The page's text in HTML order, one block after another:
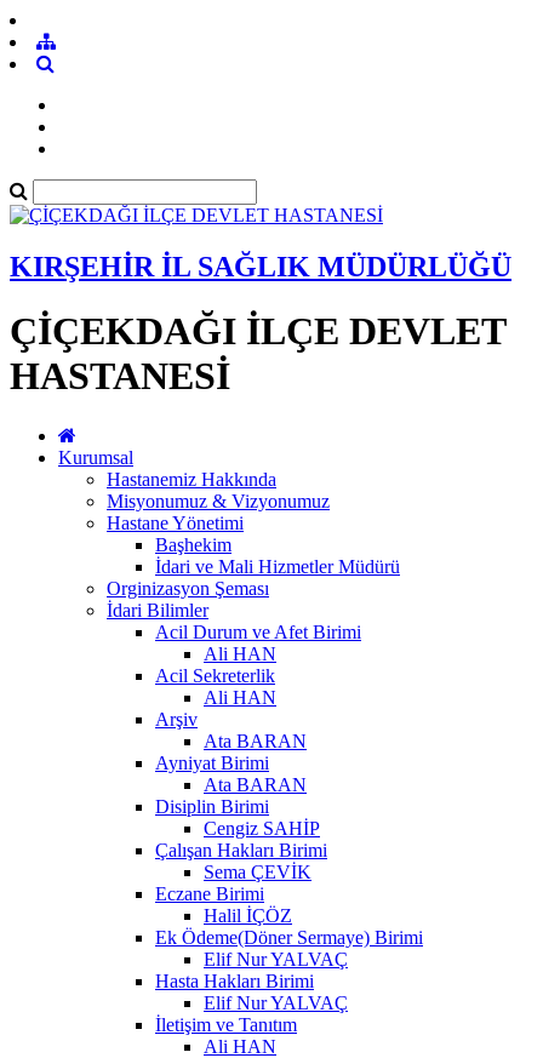
KIRŞEHİR İL SAĞLIK MÜDÜRLÜĞÜ
ÇİÇEKDAĞI İLÇE DEVLET
HASTANESİ
Kurumsal
Hastanemiz Hakkında
Misyonumuz & Vizyonumuz
Hastane Yönetimi
Başhekim
İdari ve Mali Hizmetler Müdürü
Orginizasyon Şeması
İdari Bilimler
Acil Durum ve Afet Birimi
Ali HAN
Acil Sekreterlik
Ali HAN
Arşiv
Ata BARAN
Ayniyat Birimi
Ata BARAN
Disiplin Birimi
Cengiz SAHİP
Çalışan Hakları Birimi
Sema ÇEVİK
Eczane Birimi
Halil İÇÖZ
Ek Ödeme(Döner Sermaye) Birimi
Elif Nur YALVAÇ
Hasta Hakları Birimi
Elif Nur YALVAÇ
İletişim ve Tanıtım
Ali HAN